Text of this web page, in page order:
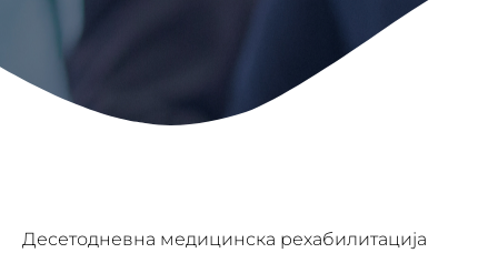
Десетодневна медицинска рехабилитација